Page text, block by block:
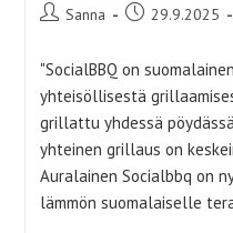
Artikkelin
Sanna
Artikkeli29.9.2025
"SocialBBQ on
yhteisöllisestä
grillattu yhdessä
yhteinen grillaus on
Auralainen Socialbbq on
lämmön suomalaiselle